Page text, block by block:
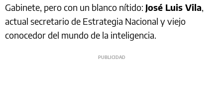
Gabinete, pero con un blanco nítido: José Luis Vila,
actual secretario de Estrategia Nacional y viejo
conocedor del mundo de la inteligencia.